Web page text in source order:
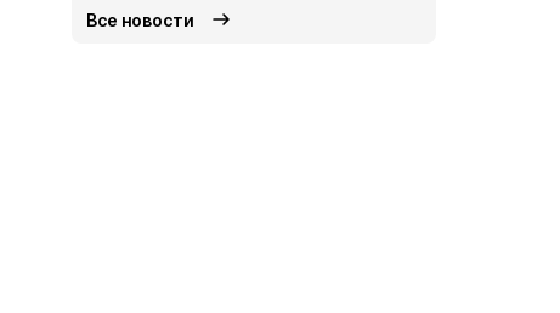
Все новости